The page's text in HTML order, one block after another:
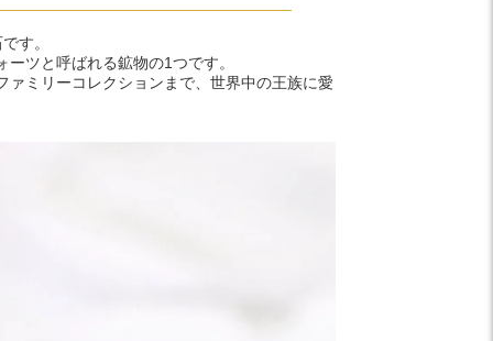
す。
ツと呼ばれる鉱物の1つです。
ミリーコレクションまで、世界中の王族に愛